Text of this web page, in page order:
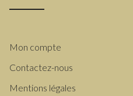
Mon compte
Contactez-nous
Mentions légales